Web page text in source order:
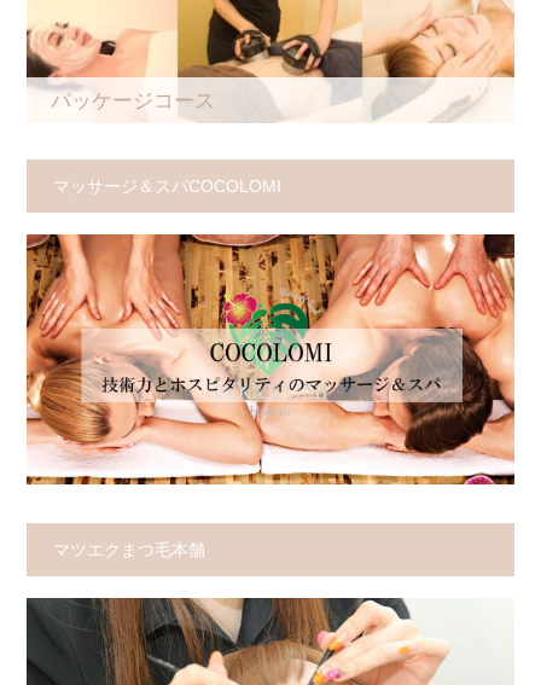
パッケージコース
マッサージ＆スパCOCOLOMI
マツエクまつ毛本舗